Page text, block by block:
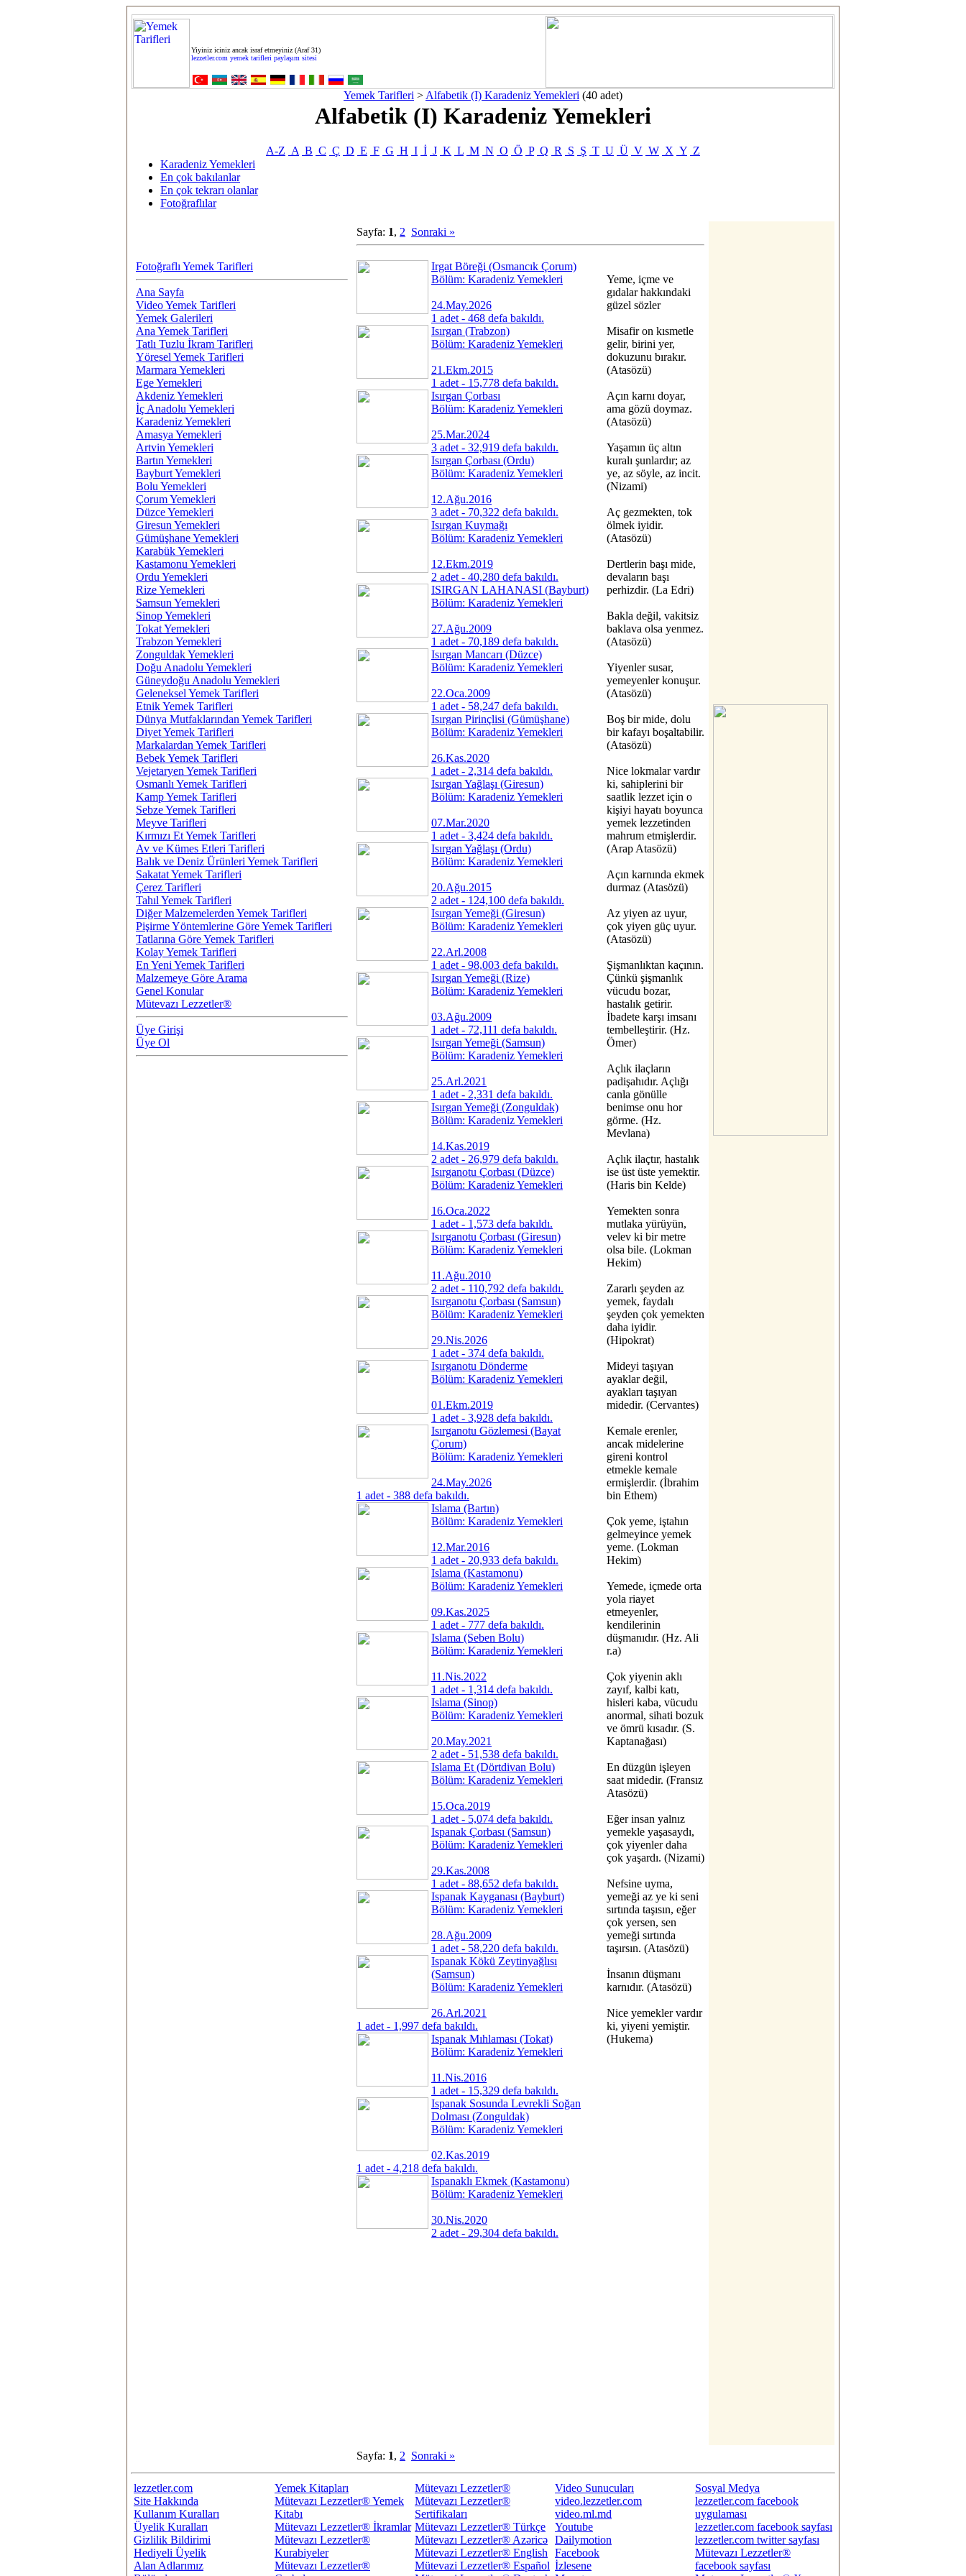
Yiyiniz iciniz ancak israf etmeyiniz (Araf 31)
lezzetler.com yemek tarifleri paylaşım sitesi
Yemek Tarifleri > Alfabetik (I) Karadeniz Yemekleri (40 adet)
Alfabetik (I) Karadeniz Yemekleri
A-Z A B C Ç D E F G H I İ J K L M N O Ö P Q R S Ş T U Ü V W X Y Z
Karadeniz Yemekleri
En çok bakılanlar
En çok tekrarı olanlar
Fotoğraflılar
Sayfa: 1, 2 Sonraki »
Fotoğraflı Yemek Tarifleri
Ana Sayfa
Video Yemek Tarifleri
Yemek Galerileri
Ana Yemek Tarifleri
Tatlı Tuzlu İkram Tarifleri
Yöresel Yemek Tarifleri
Marmara Yemekleri
Ege Yemekleri
Akdeniz Yemekleri
İç Anadolu Yemekleri
Karadeniz Yemekleri
Amasya Yemekleri
Artvin Yemekleri
Bartın Yemekleri
Bayburt Yemekleri
Bolu Yemekleri
Çorum Yemekleri
Düzce Yemekleri
Giresun Yemekleri
Gümüşhane Yemekleri
Karabük Yemekleri
Kastamonu Yemekleri
Ordu Yemekleri
Rize Yemekleri
Samsun Yemekleri
Sinop Yemekleri
Tokat Yemekleri
Trabzon Yemekleri
Zonguldak Yemekleri
Doğu Anadolu Yemekleri
Güneydoğu Anadolu Yemekleri
Geleneksel Yemek Tarifleri
Etnik Yemek Tarifleri
Dünya Mutfaklarından Yemek Tarifleri
Diyet Yemek Tarifleri
Markalardan Yemek Tarifleri
Bebek Yemek Tarifleri
Vejetaryen Yemek Tarifleri
Osmanlı Yemek Tarifleri
Kamp Yemek Tarifleri
Sebze Yemek Tarifleri
Meyve Tarifleri
Kırmızı Et Yemek Tarifleri
Av ve Kümes Etleri Tarifleri
Balık ve Deniz Ürünleri Yemek Tarifleri
Sakatat Yemek Tarifleri
Çerez Tarifleri
Tahıl Yemek Tarifleri
Diğer Malzemelerden Yemek Tarifleri
Pişirme Yöntemlerine Göre Yemek Tarifleri
Tatlarına Göre Yemek Tarifleri
Kolay Yemek Tarifleri
En Yeni Yemek Tarifleri
Malzemeye Göre Arama
Genel Konular
Mütevazı Lezzetler®
Üye Girişi
Üye Ol
Irgat Böreği (Osmancık Çorum)
Bölüm: Karadeniz Yemekleri
24.May.2026
1 adet - 468 defa bakıldı.
Isırgan (Trabzon)
Bölüm: Karadeniz Yemekleri
21.Ekm.2015
1 adet - 15,778 defa bakıldı.
Isırgan Çorbası
Bölüm: Karadeniz Yemekleri
25.Mar.2024
3 adet - 32,919 defa bakıldı.
Isırgan Çorbası (Ordu)
Bölüm: Karadeniz Yemekleri
12.Ağu.2016
3 adet - 70,322 defa bakıldı.
Isırgan Kuymağı
Bölüm: Karadeniz Yemekleri
12.Ekm.2019
2 adet - 40,280 defa bakıldı.
ISIRGAN LAHANASI (Bayburt)
Bölüm: Karadeniz Yemekleri
27.Ağu.2009
1 adet - 70,189 defa bakıldı.
Isırgan Mancarı (Düzce)
Bölüm: Karadeniz Yemekleri
22.Oca.2009
1 adet - 58,247 defa bakıldı.
Isırgan Pirinçlisi (Gümüşhane)
Bölüm: Karadeniz Yemekleri
26.Kas.2020
1 adet - 2,314 defa bakıldı.
Isırgan Yağlaşı (Giresun)
Bölüm: Karadeniz Yemekleri
07.Mar.2020
1 adet - 3,424 defa bakıldı.
Isırgan Yağlaşı (Ordu)
Bölüm: Karadeniz Yemekleri
20.Ağu.2015
2 adet - 124,100 defa bakıldı.
Isırgan Yemeği (Giresun)
Bölüm: Karadeniz Yemekleri
22.Arl.2008
1 adet - 98,003 defa bakıldı.
Isırgan Yemeği (Rize)
Bölüm: Karadeniz Yemekleri
03.Ağu.2009
1 adet - 72,111 defa bakıldı.
Isırgan Yemeği (Samsun)
Bölüm: Karadeniz Yemekleri
25.Arl.2021
1 adet - 2,331 defa bakıldı.
Isırgan Yemeği (Zonguldak)
Bölüm: Karadeniz Yemekleri
14.Kas.2019
2 adet - 26,979 defa bakıldı.
Isırganotu Çorbası (Düzce)
Bölüm: Karadeniz Yemekleri
16.Oca.2022
1 adet - 1,573 defa bakıldı.
Isırganotu Çorbası (Giresun)
Bölüm: Karadeniz Yemekleri
11.Ağu.2010
2 adet - 110,792 defa bakıldı.
Isırganotu Çorbası (Samsun)
Bölüm: Karadeniz Yemekleri
29.Nis.2026
1 adet - 374 defa bakıldı.
Isırganotu Dönderme
Bölüm: Karadeniz Yemekleri
01.Ekm.2019
1 adet - 3,928 defa bakıldı.
Isırganotu Gözlemesi (Bayat
Çorum)
Bölüm: Karadeniz Yemekleri
24.May.2026
1 adet - 388 defa bakıldı.
Islama (Bartın)
Bölüm: Karadeniz Yemekleri
12.Mar.2016
1 adet - 20,933 defa bakıldı.
Islama (Kastamonu)
Bölüm: Karadeniz Yemekleri
09.Kas.2025
1 adet - 777 defa bakıldı.
Islama (Seben Bolu)
Bölüm: Karadeniz Yemekleri
11.Nis.2022
1 adet - 1,314 defa bakıldı.
Islama (Sinop)
Bölüm: Karadeniz Yemekleri
20.May.2021
2 adet - 51,538 defa bakıldı.
Islama Et (Dörtdivan Bolu)
Bölüm: Karadeniz Yemekleri
15.Oca.2019
1 adet - 5,074 defa bakıldı.
Ispanak Çorbası (Samsun)
Bölüm: Karadeniz Yemekleri
29.Kas.2008
1 adet - 88,652 defa bakıldı.
Ispanak Kayganası (Bayburt)
Bölüm: Karadeniz Yemekleri
28.Ağu.2009
1 adet - 58,220 defa bakıldı.
Ispanak Kökü Zeytinyağlısı
(Samsun)
Bölüm: Karadeniz Yemekleri
26.Arl.2021
1 adet - 1,997 defa bakıldı.
Ispanak Mıhlaması (Tokat)
Bölüm: Karadeniz Yemekleri
11.Nis.2016
1 adet - 15,329 defa bakıldı.
Ispanak Sosunda Levrekli Soğan
Dolması (Zonguldak)
Bölüm: Karadeniz Yemekleri
02.Kas.2019
1 adet - 4,218 defa bakıldı.
Ispanaklı Ekmek (Kastamonu)
Bölüm: Karadeniz Yemekleri
30.Nis.2020
2 adet - 29,304 defa bakıldı.
Yeme, içme ve
gıdalar hakkındaki
güzel sözler
Misafir on kısmetle
gelir, birini yer,
dokuzunu bırakır.
(Atasözü)
Açın karnı doyar,
ama gözü doymaz.
(Atasözü)
Yaşamın üç altın
kuralı şunlardır; az
ye, az söyle, az incit.
(Nizami)
Aç gezmekten, tok
ölmek iyidir.
(Atasözü)
Dertlerin başı mide,
devaların başı
perhizdir. (La Edri)
Bakla değil, vakitsiz
baklava olsa yenmez.
(Atasözü)
Yiyenler susar,
yemeyenler konuşur.
(Atasözü)
Boş bir mide, dolu
bir kafayı boşaltabilir.
(Atasözü)
Nice lokmalar vardır
ki, sahiplerini bir
saatlik lezzet için o
kişiyi hayatı boyunca
yemek lezzetinden
mahrum etmişlerdir.
(Arap Atasözü)
Açın karnında ekmek
durmaz (Atasözü)
Az yiyen az uyur,
çok yiyen güç uyur.
(Atasözü)
Şişmanlıktan kaçının.
Çünkü şişmanlık
vücudu bozar,
hastalık getirir.
İbadete karşı imsanı
tembelleştirir. (Hz.
Ömer)
Açlık ilaçların
padişahıdır. Açlığı
canla gönülle
benimse onu hor
görme. (Hz.
Mevlana)
Açlık ilaçtır, hastalık
ise üst üste yemektir.
(Haris bin Kelde)
Yemekten sonra
mutlaka yürüyün,
velev ki bir metre
olsa bile. (Lokman
Hekim)
Zararlı şeyden az
yemek, faydalı
şeyden çok yemekten
daha iyidir.
(Hipokrat)
Mideyi taşıyan
ayaklar değil,
ayakları taşıyan
midedir. (Cervantes)
Kemale erenler,
ancak midelerine
gireni kontrol
etmekle kemale
ermişlerdir. (İbrahim
bin Ethem)
Çok yeme, iştahın
gelmeyince yemek
yeme. (Lokman
Hekim)
Yemede, içmede orta
yola riayet
etmeyenler,
kendilerinin
düşmanıdır. (Hz. Ali
r.a)
Çok yiyenin aklı
zayıf, kalbi katı,
hisleri kaba, vücudu
anormal, sihati bozuk
ve ömrü kısadır. (S.
Kaptanağası)
En düzgün işleyen
saat midedir. (Fransız
Atasözü)
Eğer insan yalnız
yemekle yaşasaydı,
çok yiyenler daha
çok yaşardı. (Nizami)
Nefsine uyma,
yemeği az ye ki seni
sırtında taşısın, eğer
çok yersen, sen
yemeği sırtında
taşırsın. (Atasözü)
İnsanın düşmanı
karnıdır. (Atasözü)
Nice yemekler vardır
ki, yiyeni yemiştir.
(Hukema)
Sayfa: 1, 2 Sonraki »
lezzetler.com
Site Hakkında
Kullanım Kuralları
Üyelik Kuralları
Gizlilik Bildirimi
Hediyeli Üyelik
Alan Adlarımız
Yemek Kitapları
Mütevazı Lezzetler® Yemek
Kitabı
Mütevazı Lezzetler® İkramlar
Mütevazı Lezzetler®
Kurabiyeler
Mütevazı Lezzetler®
Mütevazı Lezzetler®
Mütevazı Lezzetler®
Sertifikaları
Mütevazı Lezzetler® Türkçe
Mütevazı Lezzetler® Azəricə
Mütevazi Lezzetler® English
Mütevazi Lezzetler® Español
Video Sunucuları
video.lezzetler.com
video.ml.md
Youtube
Dailymotion
Facebook
İzlesene
Sosyal Medya
lezzetler.com facebook
uygulaması
lezzetler.com facebook sayfası
lezzetler.com twitter sayfası
Mütevazı Lezzetler®
facebook sayfası